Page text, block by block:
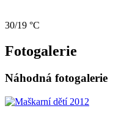
30/19 °C
Fotogalerie
Náhodná fotogalerie